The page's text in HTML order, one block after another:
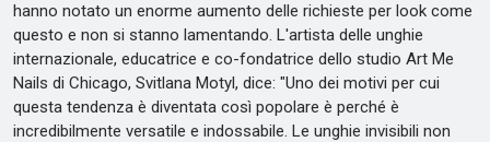
hanno notato un enorme aumento delle richieste per look come
questo e non si stanno lamentando. L'artista delle unghie
internazionale, educatrice e co-fondatrice dello studio Art Me
Nails di Chicago, Svitlana Motyl, dice: "Uno dei motivi per cui
questa tendenza è diventata così popolare è perché è
incredibilmente versatile e indossabile. Le unghie invisibili non